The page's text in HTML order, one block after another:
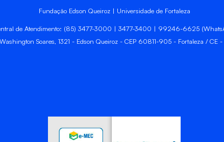
Fundação Edson Queiroz | Universidade de Fortaleza
de Atendimento: (85) 3477-3000 | 3477-3400 | 99246-6625
Soares, 1321 - Edson Queiroz - CEP 60811-905 - Fortaleza / CE -